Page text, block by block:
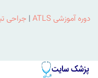
دوره آموزشی ATLS | جراحی